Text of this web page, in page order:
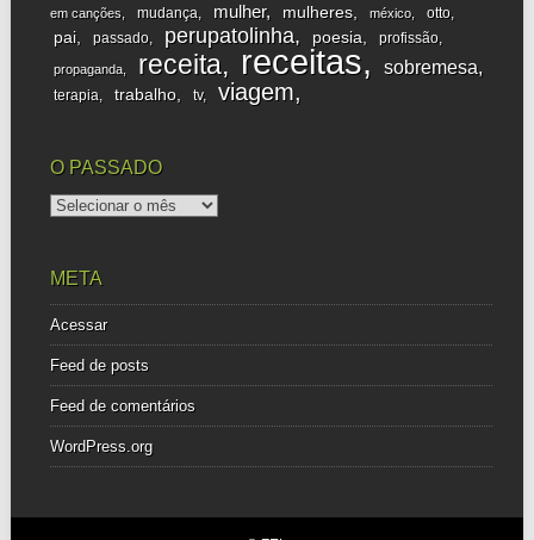
em canções
mudança mulher mulheres méxico otto
pai passado perupatolinha poesia profissão
propaganda receita receitas sobremesa
terapia trabalho tv viagem
O PASSADO
META
Acessar
Feed de posts
Feed de comentários
WordPress.org